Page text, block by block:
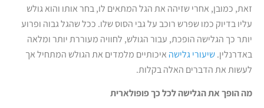
זאת, כמובן, אחרי שזיהה את הגל המתאים לו, בחר אותו והוא גולש
עליו בדיוק כמו שפרש רוכב על גבי הסוס שלו. ככל שהגל גבוה ופרוע
יותר כך הגלישה הופכת, עבור הגולש, לחוויה מעוררת יותר ומלאה
באדרנלין.שיעורי גלישהאיכותיים מלמדים את הגולש המתחיל אך
לעשות את הדברים האלה בקלות.
מה הופך את הגלישה לכל כך פופולארית